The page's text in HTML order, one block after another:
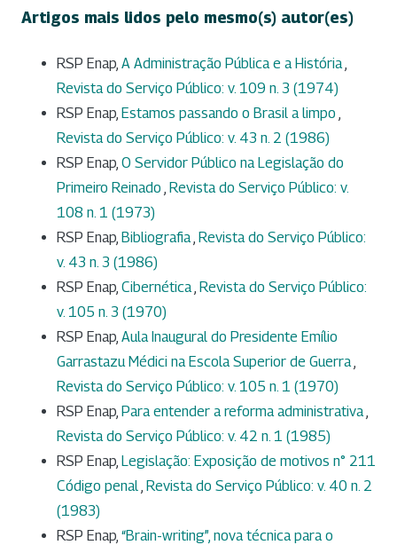
Artigos mais lidos pelo mesmo(s) autor(es)
RSP Enap, A Administração Pública e a História,
Revista do Serviço Público: v. 109 n. 3 (1974)
RSP Enap, Estamos passando o Brasil a limpo ,
Revista do Serviço Público: v. 43 n. 2 (1986)
RSP Enap, O Servidor Público na Legislação do
Primeiro Reinado , Revista do Serviço Público: v.
108 n. 1 (1973)
RSP Enap, Bibliografia, Revista do Serviço Público:
v. 43 n. 3 (1986)
RSP Enap, Cibernética, Revista do Serviço Público:
v. 105 n. 3 (1970)
RSP Enap, Aula Inaugural do Presidente Emílio
Garrastazu Médici na Escola Superior de Guerra,
Revista do Serviço Público: v. 105 n. 1 (1970)
RSP Enap, Para entender a reforma administrativa,
Revista do Serviço Público: v. 42 n. 1 (1985)
RSP Enap, Legislação: Exposição de motivos n° 211
Código penal, Revista do Serviço Público: v. 40 n. 2
(1983)
RSP Enap, “Brain-writing”, nova técnica para o